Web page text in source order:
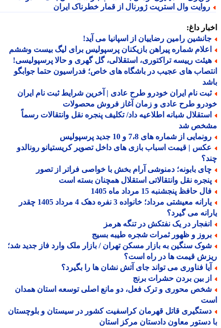
وال استریت ژورنال از قمار خطرناک ایران
داغ:
رامین رضاییان از اسپانیا می آید!
شماره پیراهن بازیکنان پرسپولیس برای لیگ بیست وششم
رییسه تراکتوری، استقلالی، گل گهری و حالا پرسپولیسی!
های عجیب در باشگاه های خاص؛ فدراسیون حتما جوابگو
نام ایران خودرو طرح عادی | آخرین شرایط ثبت نام ایران
طرح عادی و زمان آغاز فروش محصولات
شبانه اطلاعیه داد/ تکلیف پنجره نقل وانتقالات رسماً
شد
از شماره های 7،8 و 10 جدید پرسپولیس
| قیمت اسباب بازی های داخل تصویر کریستیانو رونالدو
بابونه؛ دمنوشی آرام بخش با خواصی فراتر از تصور
نقل وانتقالاتی استقلال همچنان بسته است
حافظ پنجشنبه 15 مرداد ماه 1405
یارانه معیشتی مرداد؛ خانواده 3 نفره دهک 4 مرداد 1405 چقدر
می گیرد؟
در یک نفتکش در تنگه هرمز
و ظهور ثمرات شجره طیبه بسیج
سنگین به بازار مسکن تهران / بازار ملک وارد فاز جدید شد؛
قیمت ها در راه است؟
فناوری می تواند جای آتش نشان ها را بگیرد؟
بین بردن حشرات برنج
محوری و ترک فعل، دو مانع اصلی توسعه استان همدان
قاتل قهرمان کراسفیت کشور در سیستان و بلوچستان
دستور معاون دادستان مرکز استان